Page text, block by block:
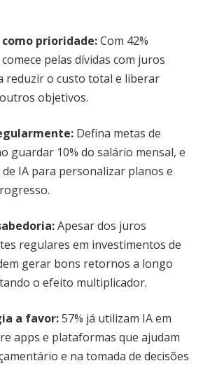
prioridade:Com 42%
pelas dívidas com juros
reduzir o custo total e liberar
objetivos.
: Defina metas de
guardar 10% do salário mensal, e
IA para personalizar planos e
:Apesar dos juros
regulares em investimentos de
gerar bons retornos a longo
o efeito multiplicador.
a favor:57% já utilizam IA em
apps e plataformas que ajudam
e na tomada de decisões